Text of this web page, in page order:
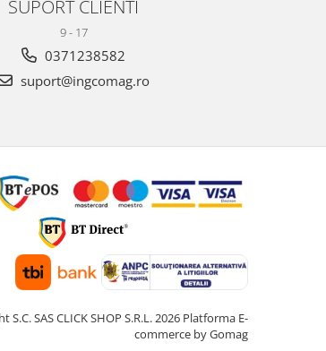
SUPORT CLIENTI
9 - 17
0371238582
suport@ingcomag.ro
SAS CLICK SHOP S.R.L. 2026 Platforma E-
commerce by Gomag